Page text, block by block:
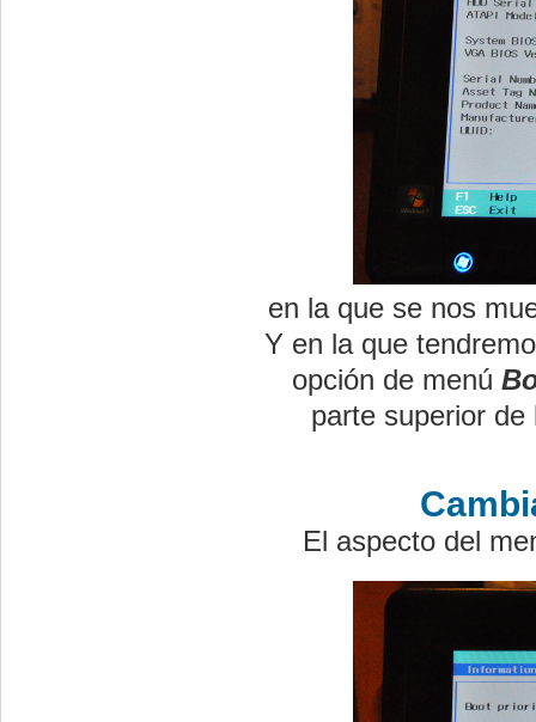
en la que se nos
Y en la que
opción de menú
parte superior
El aspecto del